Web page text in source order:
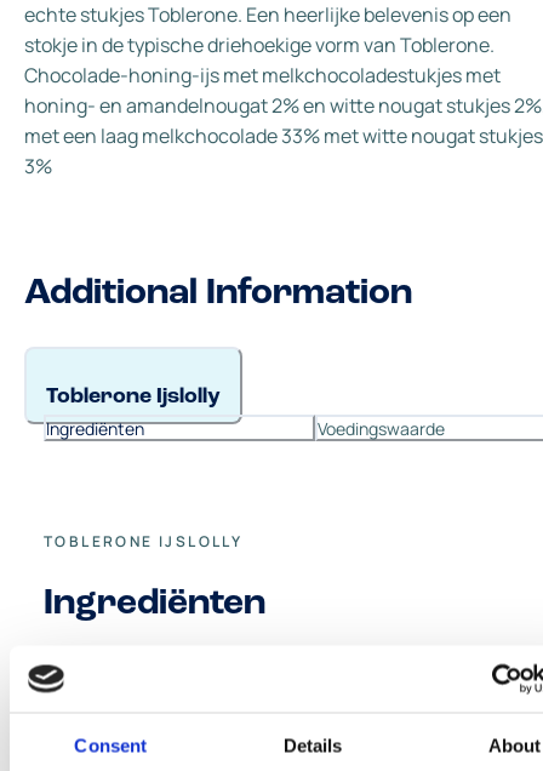
Consent Details About
echte stukjes Toblerone. Een heerlijke belevenis op een
stokje in de typische driehoekige vorm van Toblerone.
Chocolade-honing-ijs met melkchocoladestukjes met
honing- en amandelnougat 2% en witte nougat stukjes
met een laag melkchocolade 33% met witte nougat stukjes
3%
Additional Information
Toblerone Ijslolly
Ingrediënten Voedingswaarde
TOBLERONE IJSLOLLY
Ingrediënten
botervet, melkchocolade stukjes met honing- en